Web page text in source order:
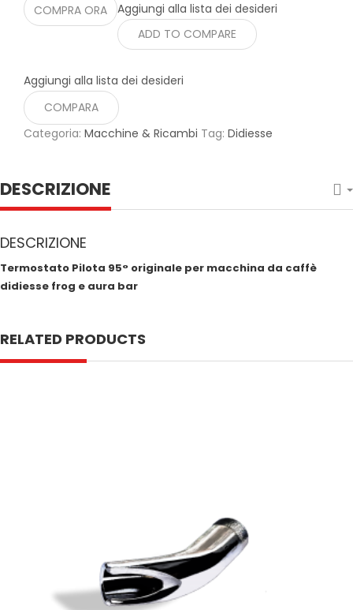
COMPRA ORA
Aggiungi alla lista dei desideri
ADD TO COMPARE
Aggiungi alla lista dei desideri
COMPARA
Categoria: Macchine & Ricambi Tag: Didiesse
DESCRIZIONE
DESCRIZIONE
Termostato Pilota 95° originale per macchina da caffè
didiesse frog e aura bar
RELATED PRODUCTS